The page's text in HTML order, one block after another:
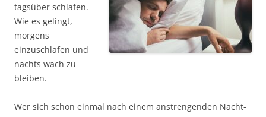
tagsüber schlafen.
Wie es gelingt,
morgens
einzuschlafen und
nachts wach zu
bleiben.
Wer sich schon einmal nach einem anstrengenden Nacht-